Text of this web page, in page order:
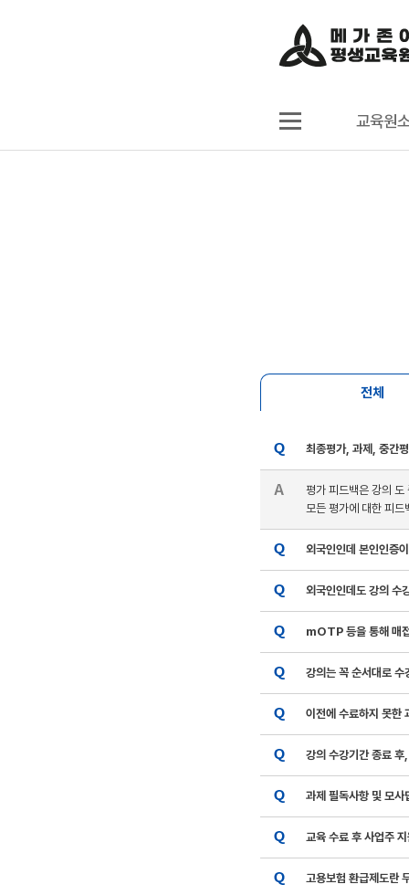
교육원
전체
최종평가, 과제, 중간
평가 피드백은 강의 도
모든 평가에 대한 피드
외국인인데 본인인증
외국인인데도 강의 수
mOTP 등을 통해 매
강의는 꼭 순서대로
이전에 수료하지 못한
강의 수강기간 종료
과제 필독사항 및 모사
교육 수료 후 사업주
고용보험 환급제도란